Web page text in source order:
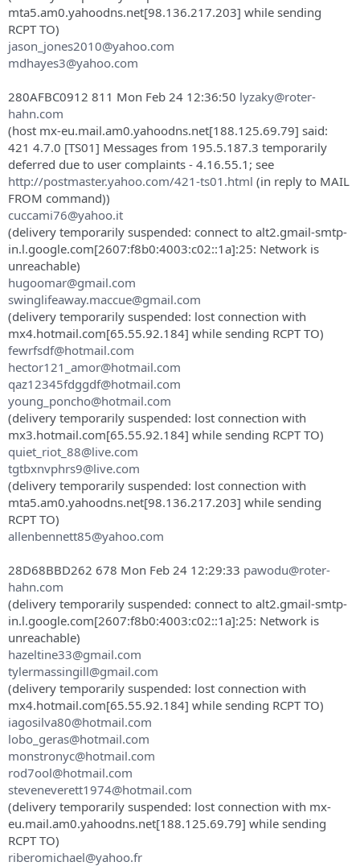
mta5.am0.yahoodns.net[98.136.217.203] while sending
RCPT TO)
jason_jones2010@yahoo.com
mdhayes3@yahoo.com
280AFBC0912 811 Mon Feb 24 12:36:50 lyzaky@roter-
hahn.com
(host mx-eu.mail.am0.yahoodns.net[188.125.69.79] said:
421 4.7.0 [TS01] Messages from 195.5.187.3 temporarily
deferred due to user complaints - 4.16.55.1; see
http://postmaster.yahoo.com/421-ts01.html (in reply to MAIL
FROM command))
cuccami76@yahoo.it
(delivery temporarily suspended: connect to alt2.gmail-smtp-
in.l.google.com[2607:f8b0:4003:c02::1a]:25: Network is
unreachable)
hugoomar@gmail.com
swinglifeaway.maccue@gmail.com
(delivery temporarily suspended: lost connection with
mx4.hotmail.com[65.55.92.184] while sending RCPT TO)
fewrfsdf@hotmail.com
hector121_amor@hotmail.com
qaz12345fdggdf@hotmail.com
young_poncho@hotmail.com
(delivery temporarily suspended: lost connection with
mx3.hotmail.com[65.55.92.184] while sending RCPT TO)
quiet_riot_88@live.com
tgtbxnvphrs9@live.com
(delivery temporarily suspended: lost connection with
mta5.am0.yahoodns.net[98.136.217.203] while sending
RCPT TO)
allenbennett85@yahoo.com
28D68BBD262 678 Mon Feb 24 12:29:33 pawodu@roter-
hahn.com
(delivery temporarily suspended: connect to alt2.gmail-smtp-
in.l.google.com[2607:f8b0:4003:c02::1a]:25: Network is
unreachable)
hazeltine33@gmail.com
tylermassingill@gmail.com
(delivery temporarily suspended: lost connection with
mx4.hotmail.com[65.55.92.184] while sending RCPT TO)
iagosilva80@hotmail.com
lobo_geras@hotmail.com
monstronyc@hotmail.com
rod7ool@hotmail.com
steveneverett1974@hotmail.com
(delivery temporarily suspended: lost connection with mx-
eu.mail.am0.yahoodns.net[188.125.69.79] while sending
RCPT TO)
riberomichael@yahoo.fr